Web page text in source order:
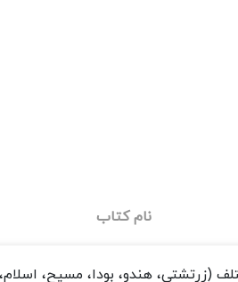
نام کتاب
(زرتشتی، هندو، بودا، مسیح،